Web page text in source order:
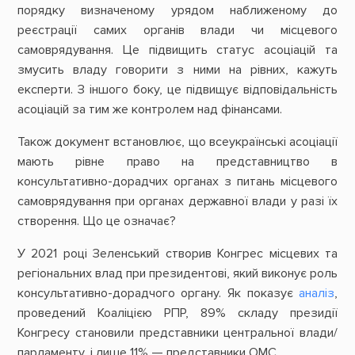
порядку визначеному урядом наближеному до
реєстрації самих органів влади чи місцевого
самоврядування. Це підвищить статус асоціацій та
змусить владу говорити з ними на рівних, кажуть
експерти. З іншого боку, це підвищує відповідальність
асоціацій за тим же контролем над фінансами.
Також документ встановлює, що всеукраїнські асоціації
мають рівне право на представництво в
консультативно-дорадчих органах з питань місцевого
самоврядування при органах державної влади у разі їх
створення. Що це означає?
У 2021 році Зеленський створив Конгрес місцевих та
регіональних влад при президентові, який виконує роль
консультативно-дорадчого органу. Як показуєаналіз,
проведений Коаліцією РПР, 89% складу президії
Конгресу становили представники центральної влади/